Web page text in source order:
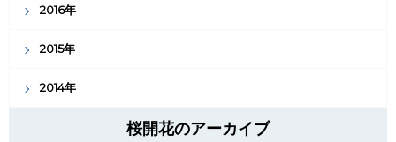
2016年
2015年
2014年
桜開花のアーカイブ